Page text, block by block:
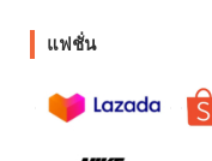
แฟชั่น